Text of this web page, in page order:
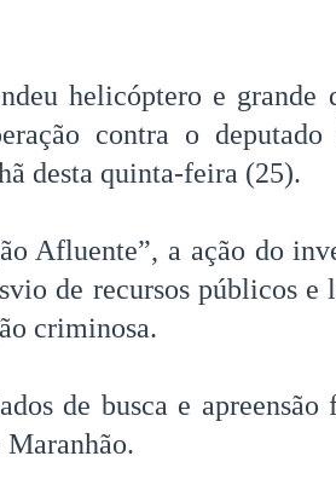
helicóptero e grande
contra o
desta quinta-feira (25).
Afluente”, a ação do
de recursos públicos e
criminosa.
de busca e